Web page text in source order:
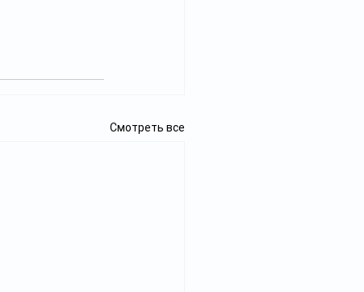
Смотреть все